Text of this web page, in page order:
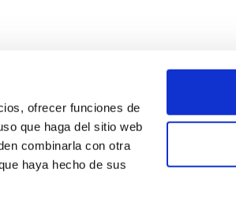
ofrecer funciones de
que haga del sitio web
combinarla con otra
haya hecho de sus
SEGUEIX-NOS